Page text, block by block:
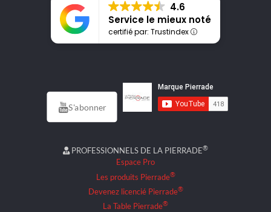
4.6
Service le mieux noté
certifié par: Trustindex
S'abonner
PROFESSIONNELS DE LA PIERRADE®
Espace Pro
Les produits Pierrade®
Devenez licencié Pierrade®
La Table Pierrade®